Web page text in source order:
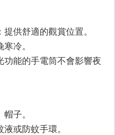
供舒適的觀賞位置。
冷。
功能的手電筒不會影響夜
子。
或防蚊手環。